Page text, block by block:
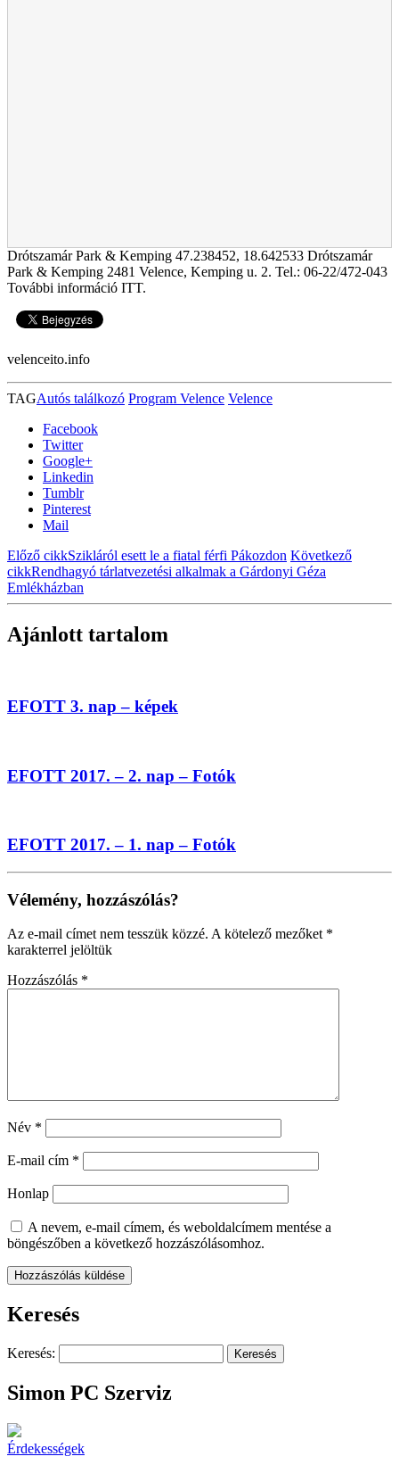
Drótszamár Park & Kemping 47.238452, 18.642533 Drótszamár
Park & Kemping 2481 Velence, Kemping u. 2. Tel.: 06-22/472-043
További információ ITT.
velenceito.info
TAGAutós találkozó Program Velence Velence
Facebook
Twitter
Google+
Linkedin
Tumblr
Pinterest
Mail
Előző cikkSzikláról esett le a fiatal férfi Pákozdon Következő
cikkRendhagyó tárlatvezetési alkalmak a Gárdonyi Géza
Emlékházban
Ajánlott tartalom
EFOTT 3. nap – képek
EFOTT 2017. – 2. nap – Fotók
EFOTT 2017. – 1. nap – Fotók
Vélemény, hozzászólás?
Az e-mail címet nem tesszük közzé. A kötelező mezőket *
karakterrel jelöltük
Hozzászólás *
Név *
E-mail cím *
Honlap
A nevem, e-mail címem, és weboldalcímem mentése a
böngészőben a következő hozzászólásomhoz.
Keresés
Keresés:
Simon PC Szerviz
Érdekességek